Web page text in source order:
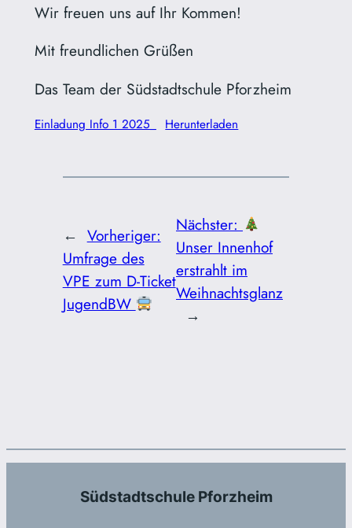
Wir freuen uns auf Ihr Kommen!
Mit freundlichen Grüßen
Das Team der Südstadtschule Pforzheim
Einladung Info 1 2025_ Herunterladen
← Vorheriger:
Umfrage des
VPE zum D-Ticket
JugendBW
Nächster:
Unser Innenhof
erstrahlt im
Weihnachtsglanz
→
Südstadtschule Pforzheim